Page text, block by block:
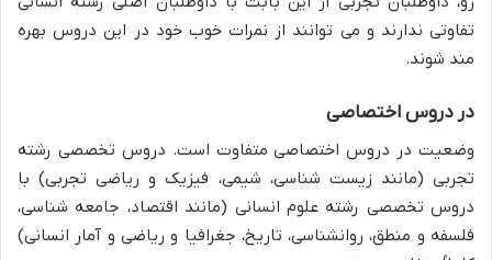
تفاوتی ندارند و می توانند از نمرات خوب خود در این دروس بهره
مند شوند.
در دروس اختصاصی
وضعیت در دروس اختصاصی متفاوت است. دروس تخصصی رشته
تجربی (مانند زیست شناسی، شیمی، فیزیک و ریاضی تجربی) با
دروس تخصصی رشته علوم انسانی (مانند اقتصاد، جامعه شناسی،
فلسفه و منطق، روانشناسی، تاریخ، جغرافیا و ریاضی و آمار انسانی)